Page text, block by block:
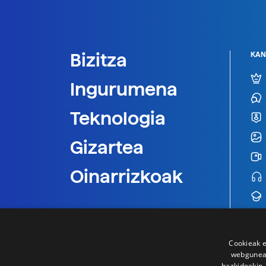
Bizitza
Ingurumena
Teknologia
Gizartea
Oinarrizkoak
Cookieak